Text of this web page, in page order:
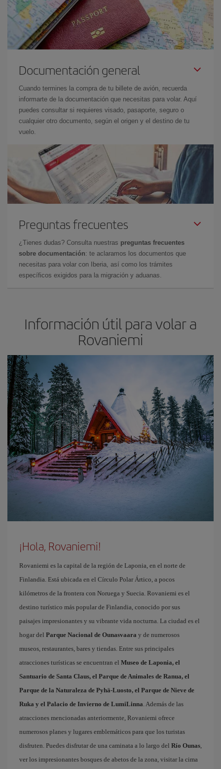
Documentación general
Cuando termines la compra de tu billete de avión, recuerda
informarte de la documentación que necesitas para volar. Aquí
puedes consultar si requieres visado, pasaporte, seguro o
cualquier otro documento, según el origen y el destino de tu
vuelo.
Preguntas frecuentes
¿Tienes dudas? Consulta nuestras preguntas frecuentes
sobre documentación: te aclaramos los documentos que
necesitas para volar con Iberia, así como los trámites
específicos exigidos para la migración y aduanas.
Información útil para volar a
Rovaniemi
¡Hola, Rovaniemi!
Rovaniemi es la capital de la región de Laponia, en el norte de
Finlandia. Está ubicada en el Círculo Polar Ártico, a pocos
kilómetros de la frontera con Noruega y Suecia. Rovaniemi es el
destino turístico más popular de Finlandia, conocido por sus
paisajes impresionantes y su vibrante vida nocturna. La ciudad es el
hogar del Parque Nacional de Ounasvaara y de numerosos
museos, restaurantes, bares y tiendas. Entre sus principales
atracciones turísticas se encuentran el Museo de Laponia, el
Santuario de Santa Claus, el Parque de Animales de Ranua, el
Parque de la Naturaleza de Pyhä-Luosto, el Parque de Nieve de
Ruka y el Palacio de Invierno de LumiLinna. Además de las
atracciones mencionadas anteriormente, Rovaniemi ofrece
numerosos planes y lugares emblemáticos para que los turistas
disfruten. Puedes disfrutar de una caminata a lo largo del Río Ounas,
ver los impresionantes bosques de abetos de la zona, visitar la cima